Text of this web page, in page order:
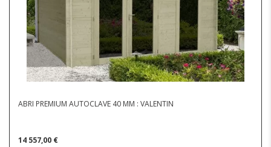
ABRI PREMIUM AUTOCLAVE 40 MM : VALENTIN
14 557,00 €